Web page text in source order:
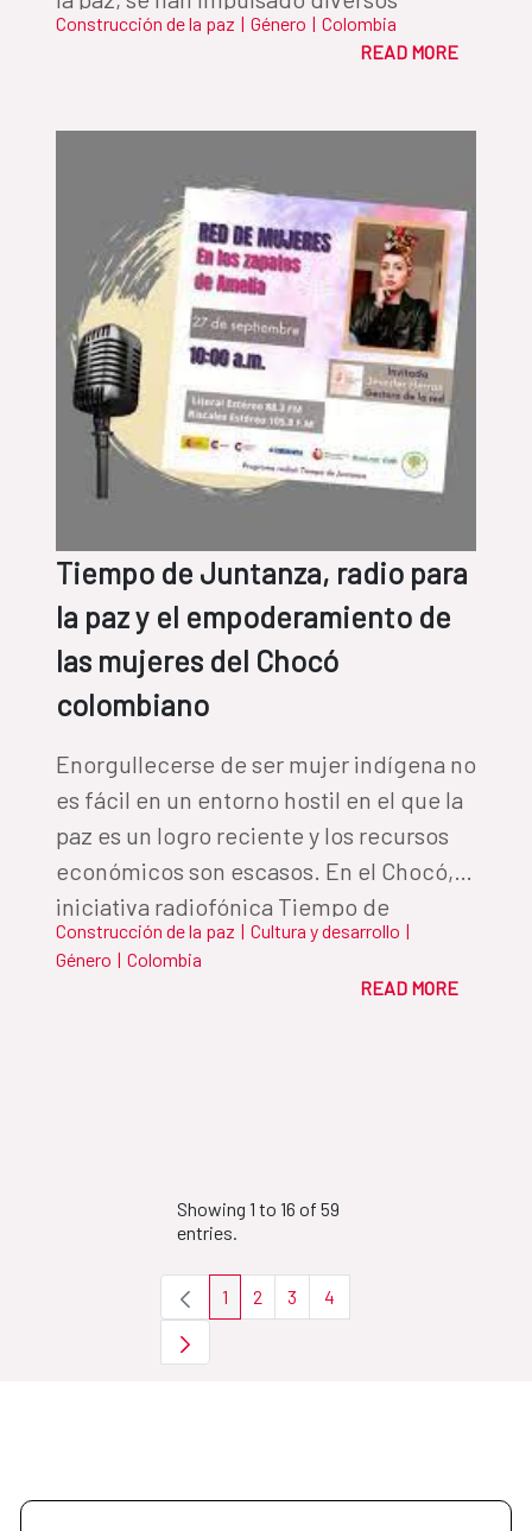
procesos de liderazgo y participación
prevención y erradicación de las
violencias contra las mujeres.
Construcción de la paz | Género | Colombia
READ MORE
Tiempo de Juntanza, radio para
la paz y el empoderamiento de
las mujeres del Chocó
colombiano
Enorgullecerse de ser mujer indígena no
es fácil en un entorno hostil en el que la
paz es un logro reciente y los recursos
económicos son escasos. En el Chocó, la
iniciativa radiofónica Tiempo de
Juntanza, ha conseguido unir a las
mujeres mediante ondas y una red de
Construcción de la paz | Cultura y desarrollo |
Género | Colombia
READ MORE
Showing 1 to 16 of 59
entries.
Page
1 Page
2 Page
3 Page
4